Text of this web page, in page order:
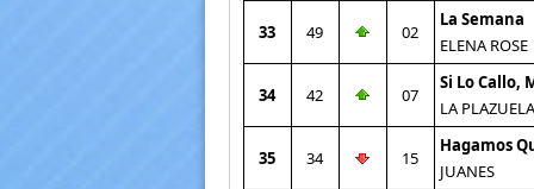
33 49 02
La Semana
ELENA ROSE
34 42 07
Si Lo Callo,
LA PLAZUELA
35 34 15
Hagamos
JUANES